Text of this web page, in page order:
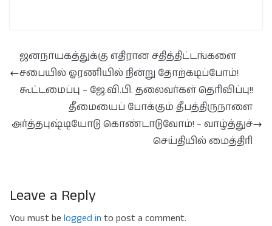
ஜனநாயகத்துக்கு எதிரான சதித்திட்டங்களை
சபையில் ஓரணியில் நின்று தோற்கடிப்போம்!
கூட்டமைப்பு – ஜே.வி.பி. தலைவர்கள் தெரிவிப்பு!!
தீமையைப் போக்கும் தீபத்திருநாளை
அர்த்தபுஷ்டியோடு கொண்டாடுவோம்! – வாழ்த்துச்
செய்தியில் மைத்திரி
Leave a Reply
You must be logged in to post a comment.